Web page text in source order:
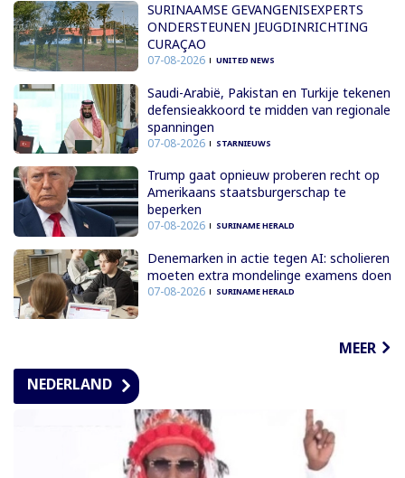
SURINAAMSE GEVANGENISEXPERTS
ONDERSTEUNEN JEUGDINRICHTING
CURAÇAO
07-08-2026 UNITED NEWS
Saudi-Arabië, Pakistan en Turkije tekenen
defensieakkoord te midden van regionale
spanningen
07-08-2026 STARNIEUWS
Trump gaat opnieuw proberen recht op
Amerikaans staatsburgerschap te
beperken
07-08-2026 SURINAME HERALD
Denemarken in actie tegen AI: scholieren
moeten extra mondelinge examens doen
07-08-2026 SURINAME HERALD
MEER
NEDERLAND